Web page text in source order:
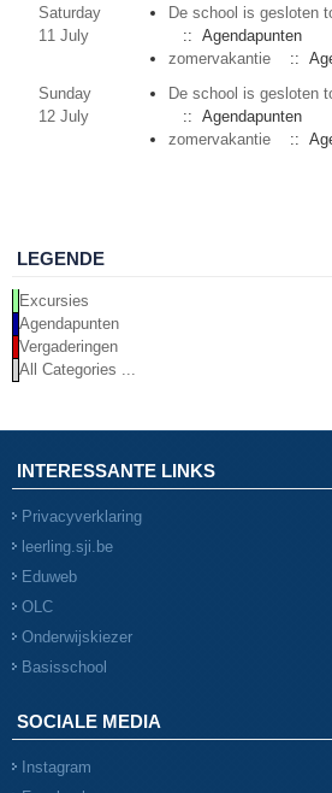
Saturday
11 July
De school is gesloten
:: Agendapunten
zomervakantie
::
Sunday
12 July
De school is gesloten
:: Agendapunten
zomervakantie
::
LEGENDE
Excursies
Agendapunten
Vergaderingen
All Categories ...
INTERESSANTE LINKS
Privacyverklaring
leerling.sji.be
Eduweb
OLC
Onderwijskiezer
Basisschool
SOCIALE MEDIA
Instagram